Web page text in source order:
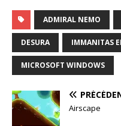
ADMIRAL NEMO
DESURA IMMANITAS
MICROSOFT WINDOWS
Airscape